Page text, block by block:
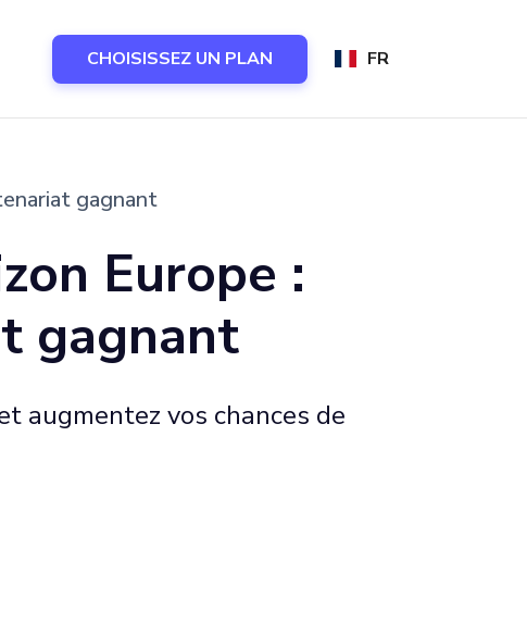
CHOISISSEZ UN PLAN FR
gagnant
Europe :
gagnant
augmentez vos chances de